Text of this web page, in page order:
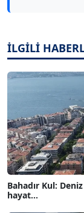
İLGİLİ
Bahadır Kul:
hayat...